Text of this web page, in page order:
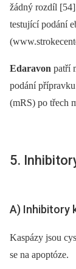
žádný rozdíl
testující podání
Edaravon patří
podání
(mRS) po třech
5.
A) Inhibitory
Kaspázy jsou
se na apoptóze.